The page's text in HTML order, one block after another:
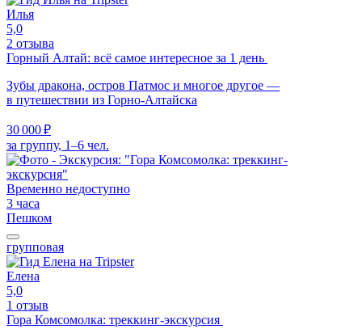
Илья
5,0
2 отзыва
Горный Алтай: всё самое интересное за 1 день
Зубы дракона, остров Патмос и многое другое —
в путешествии из Горно-Алтайска
30 000 ₽
за группу, 1–6 чел.
Временно недоступно
3 часа
Пешком
групповая
Елена
5,0
1 отзыв
Гора Комсомолка: треккинг-экскурсия